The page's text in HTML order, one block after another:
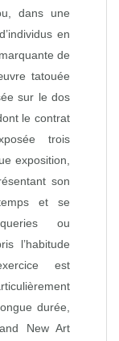
dans une
en
de
tatouée
sur le dos
le contrat
trois
exposition,
son
et se
ou
l’habitude
est
durée,
New Art